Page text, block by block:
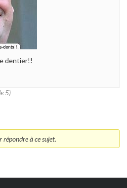
dentier!!
5)
répondre à ce sujet.